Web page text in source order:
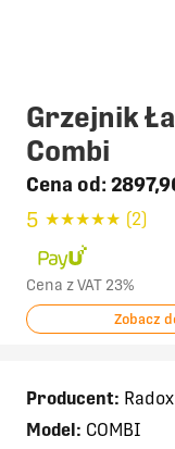
Grzejnik
Combi
Cena od:
5 ★★★★★ (2)
Cena z VAT 23%
Zobacz
Producent: Radox
Model: COMBI